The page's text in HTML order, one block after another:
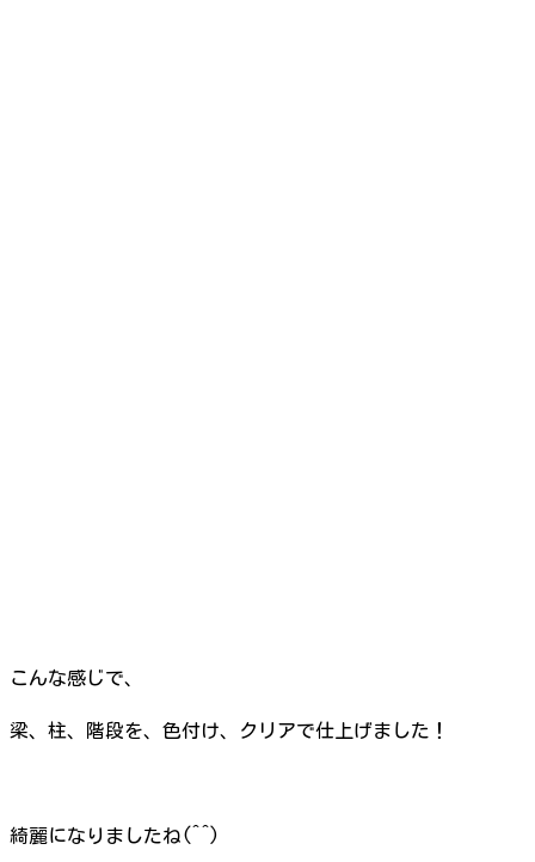
こんな感じで、
梁、柱、階段を、色付け、クリアで仕上げました！
綺麗になりましたね(^^)